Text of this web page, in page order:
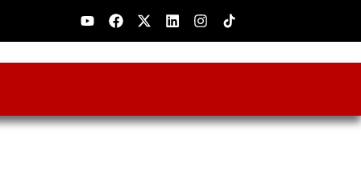
YoutubeFacebook
X-
twitter
LinkedinInstagram